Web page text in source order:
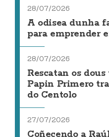
28/07/2026
A odisea dunha
para emprender
28/07/2026
Rescatan os
Papin Primero
do Centolo
27/07/2026